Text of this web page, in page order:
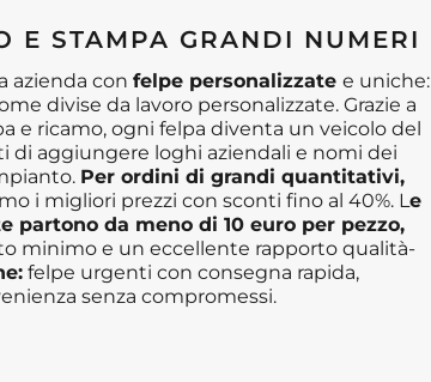
E STAMPA GRANDI NUMERI
azienda confelpe personalizzatee uniche:
divise da lavoro personalizzate. Grazie a
e ricamo, ogni felpa diventa un veicolo del
aggiungere loghi aziendali e nomi dei
Per ordini di grandi quantitativi,
i migliori prezzi con sconti fino al 40%. Le
partono da meno di 10 euro per pezzo,
minimo e un eccellente rapporto qualità-
felpe urgenti con consegna rapida,
senza compromessi.